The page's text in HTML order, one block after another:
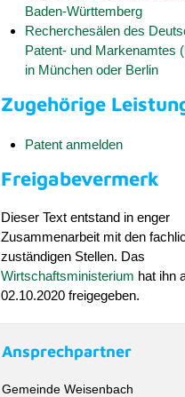
Baden-Württemberg
Recherchesälen des
Patent- und Markenamtes
in München oder Berlin
Zugehörige
Patent anmelden
Freigabevermerk
Dieser Text entstand in enger
Zusammenarbeit mit den
zuständigen Stellen. Das
Wirtschaftsministerium hat ihn
02.10.2020 freigegeben.
Ansprechpartner
Gemeinde Weisenbach